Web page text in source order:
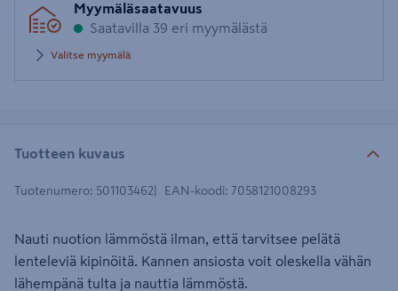
postinumero
Myymäläsaatavuus
Saatavilla 39 eri myymälästä
Valitse myymälä
Tuotteen kuvaus
Tuotenumero: 501103462 EAN-koodi: 7058121008293
Nauti nuotion lämmöstä ilman, että tarvitsee pelätä
lenteleviä kipinöitä. Kannen ansiosta voit oleskella vähän
lähempänä tulta ja nauttia lämmöstä.